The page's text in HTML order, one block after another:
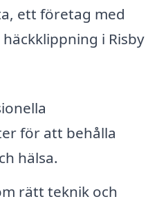
ett företag med
i Risby
för att behålla
hälsa.
rätt teknik och